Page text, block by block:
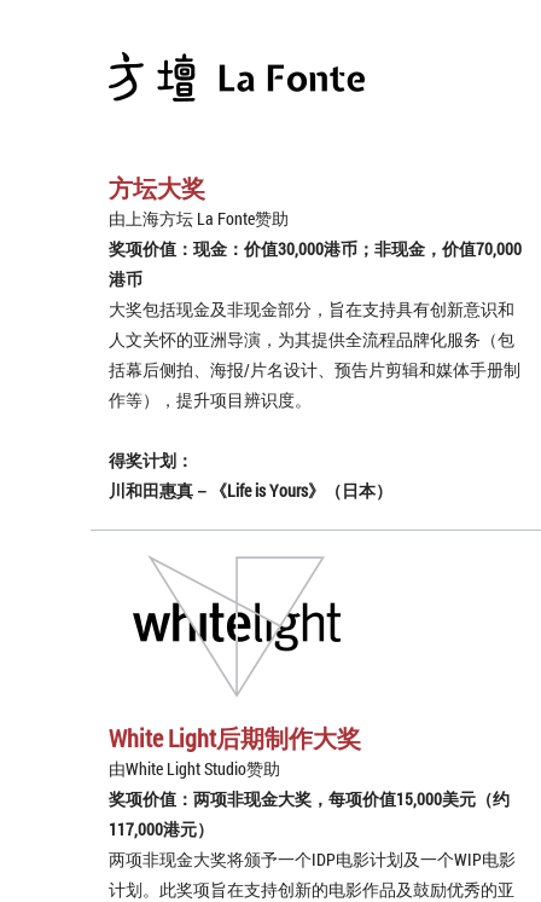
方坛大奖
由上海方坛 La Fonte赞助
奖项价值：现金：价值30,000港币；非现金，价值70,000
港币
大奖包括现金及非现金部分，旨在支持具有创新意识和
人文关怀的亚洲导演，为其提供全流程品牌化服务（包
括幕后侧拍、海报/片名设计、预告片剪辑和媒体手册制
作等），提升项目辨识度。
得奖计划：
川和田惠真－《Life is Yours》（日本）
White Light后期制作大奖
由White Light Studio赞助
奖项价值：两项非现金大奖，每项价值15,000美元（约
117,000港元）
两项非现金大奖将颁予一个IDP电影计划及一个WIP电影
计划。此奖项旨在支持创新的电影作品及鼓励优秀的亚